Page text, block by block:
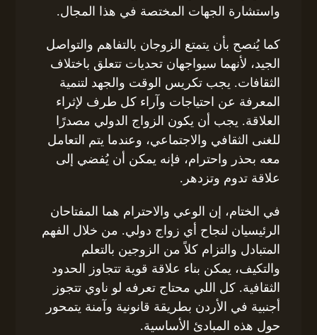
واستشارة الجهات المختصة في هذا المجال.
كما يُنصح بأن يتمتع الزوجان بالتفاهم والتواصل
الجيد، لأنهما سيواجهان تحديات تتعلق باختلاف
الثقافات. يجب تكريس الوقت والجهد لتنمية
المعرفة عن احتياجات وآراء كل طرف لإثراء
العلاقة. يجب أن يكون الزواج الدولي مصدرًا
للغنى الثقافي والاجتماعي، وعندما يتم التعامل
معه بحذر واحترام، فإنه يمكن أن يُفضي إلى
علاقة تدوم وتزدهر.
في الختام، إن الوعي والاحترام هما المفتاحان
الرئيسيان لنجاح أي زواج دولي. من خلال الفهم
المتبادل والتزام كلاً من الزوجين بالتعلم
والتكيف، يمكن بناء علاقة قوية تتجاوز الحدود
الثقافية. كل اللي محتاج تعرفه لو ناوي تتجوز
أجنبية في الأردن بطريقة قانونية وآمنة يتمحور
حول هذه المبادئ الأساسية.